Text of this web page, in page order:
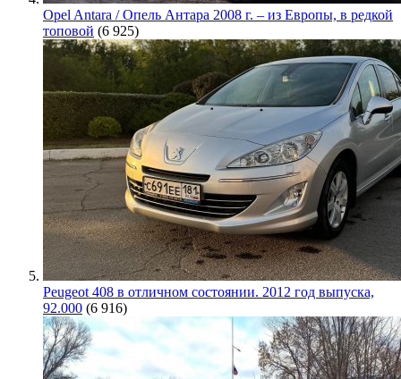
Opel Antara / Опель Антара 2008 г. – из Европы, в редкой
топовой (6 925)
Peugeot 408 в отличном состоянии. 2012 год выпуска,
92.000 (6 916)